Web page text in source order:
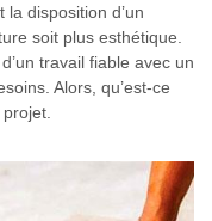
disposition d’un
soit plus esthétique.
travail fiable avec un
Alors, qu’est-ce